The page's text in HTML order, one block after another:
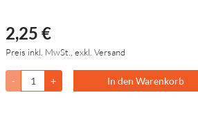
2,25 €
Preis inkl. MwSt., exkl. Versand
- + In den Warenkorb